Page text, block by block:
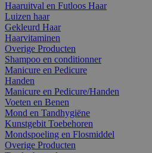
Haaruitval en Futloos Haar
Luizen haar
Gekleurd Haar
Haarvitaminen
Overige Producten
Shampoo en conditionner
Manicure en Pedicure
Handen
Manicure en Pedicure/Handen
Voeten en Benen
Mond en Tandhygiëne
Kunstgebit Toebehoren
Mondspoeling en Flosmiddel
Overige Producten